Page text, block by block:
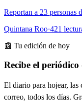
Reportan a 23 personas
Quintana Roo·421
📰 Tu edición de hoy
Recibe el
El diario para hojear,
correo, todos los días.